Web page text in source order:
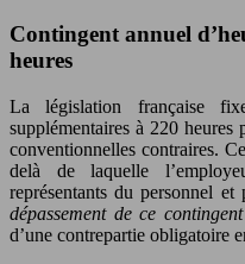
Contingent annuel
heures
La législation française
supplémentaires à 220 heures
conventionnelles contraires.
delà de laquelle
représentants du personnel
dépassement de ce
d’une contrepartie obligatoire